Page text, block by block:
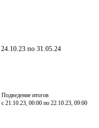
24.10.23 по 31.05.24
Подведение итогов
с 21.10.23, 00:00 по 22.10.23, 09:00